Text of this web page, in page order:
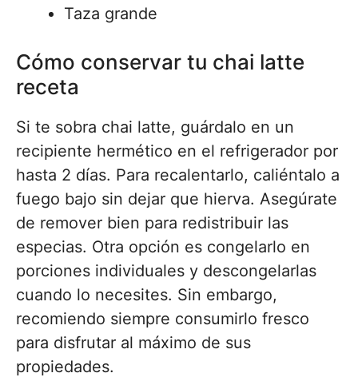
Taza grande
Cómo conservar tu chai latte
receta
Si te sobra chai latte, guárdalo en un
recipiente hermético en el refrigerador por
hasta 2 días. Para recalentarlo, caliéntalo a
fuego bajo sin dejar que hierva. Asegúrate
de remover bien para redistribuir las
especias. Otra opción es congelarlo en
porciones individuales y descongelarlas
cuando lo necesites. Sin embargo,
recomiendo siempre consumirlo fresco
para disfrutar al máximo de sus
propiedades.